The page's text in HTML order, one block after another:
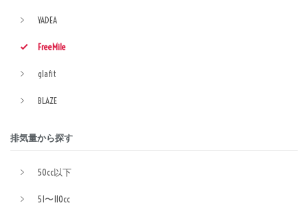
YADEA
FreeMile
glafit
BLAZE
排気量から探す
50cc以下
51〜110cc